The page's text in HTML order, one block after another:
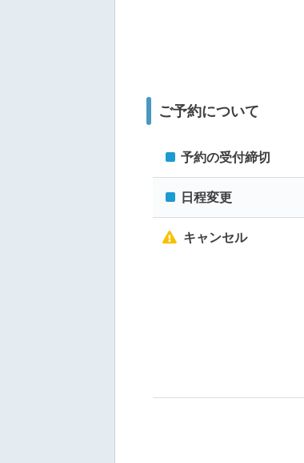
ご予約について
予約の受付締切
日程変更
キャンセル